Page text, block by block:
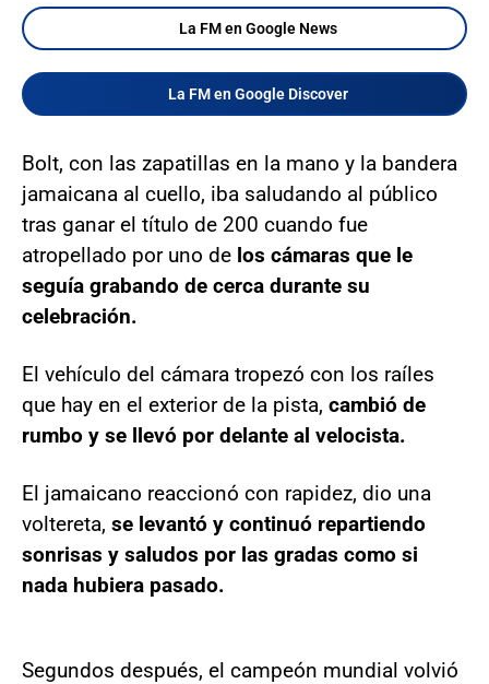
La FM en Google News
La FM en Google Discover
Bolt, con las zapatillas en la mano y la bandera
jamaicana al cuello, iba saludando al público
tras ganar el título de 200 cuando fue
atropellado por uno de los cámaras que le
seguía grabando de cerca durante su
celebración.
El vehículo del cámara tropezó con los raíles
que hay en el exterior de la pista, cambió de
rumbo y se llevó por delante al velocista.
El jamaicano reaccionó con rapidez, dio una
voltereta, se levantó y continuó repartiendo
sonrisas y saludos por las gradas como si
nada hubiera pasado.
Segundos después, el campeón mundial volvió